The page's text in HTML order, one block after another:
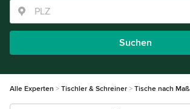
Suchen
Alle Experten Tischler & Schreiner Tische nach Maß